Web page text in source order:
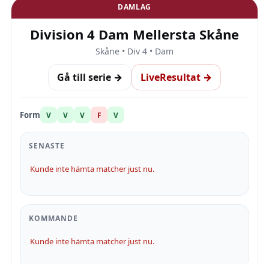
DAMLAG
Division 4 Dam Mellersta Skåne
Skåne • Div 4 • Dam
Gå till serie → LiveResultat →
Form V V V F V
SENASTE
Kunde inte hämta matcher just nu.
KOMMANDE
Kunde inte hämta matcher just nu.